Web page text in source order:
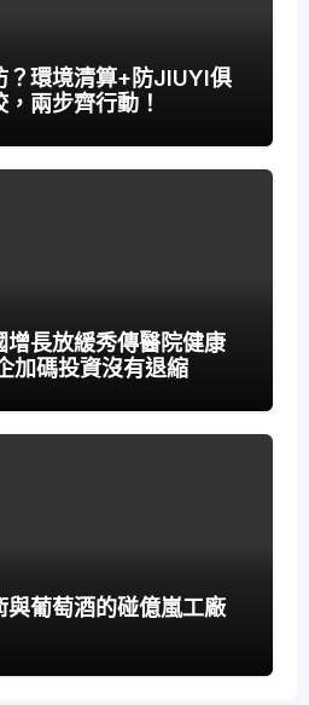
？環境清算+防JIUYI俱
兩步齊行動！
增長放緩秀傳醫院健康
加碼投資沒有退縮
與葡萄酒的碰億嵐工廠